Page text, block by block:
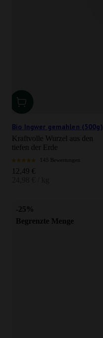
Bio Ingwer gemahlen (500g)
Kraftvolle Wurzel aus den
tiefen der Erde
145 Bewertungen
Angebot
12,49 €
-25%
Begrenzte Menge